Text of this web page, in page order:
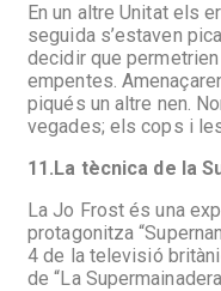
En un altre Unitat els
seguida s’estaven
decidir que
empentes.
piqués un altre nen.
vegades; els cops i
11.La tècnica de la
La Jo Frost és una
protagonitza
4 de la televisió
de “La